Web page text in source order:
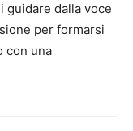
guidare dalla voce
per formarsi
con una